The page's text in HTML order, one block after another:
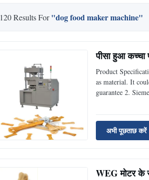
120 Results For"dog food maker machine"
पीसा हुआ
Product
as material. It
guarantee 2.
अभी पूछताछ करें
WEG मोटर के